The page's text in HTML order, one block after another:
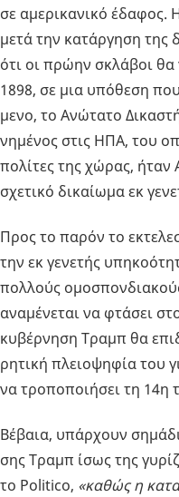
σε αμε­ρι­κα­νι­κό έδα­φος.
μετά την κα­τάρ­γη­ση της
ότι οι πρώην σκλά­βοι
1898, σε μια υπό­θε­ση
με­νο, το Ανώ­τα­το
νη­μέ­νος στις ΗΠΑ, του
πο­λί­τες της χώρας, ήταν
σχε­τι­κό δι­καί­ω­μα εκ
Προς το παρόν το
την εκ γε­νε­τής
πολ­λούς
ανα­μέ­νε­ται να φτά­σει
κυ­βέρ­νη­ση Τραμπ θα
ρη­τι­κή πλειο­ψη­φία του
να τρο­πο­ποι­ή­σει τη 14η
Βέ­βαια, υπάρ­χουν
σης Τραμπ ίσως της
το Politico, «καθώς η